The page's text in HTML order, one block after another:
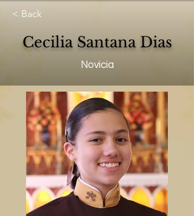
< Back
Cecilia Santana Dias
Novicia